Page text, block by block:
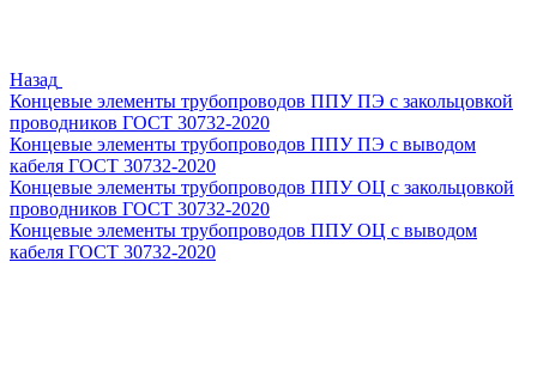
Назад
Концевые элементы трубопроводов ППУ ПЭ с закольцовкой
проводников ГОСТ 30732-2020
Концевые элементы трубопроводов ППУ ПЭ с выводом
кабеля ГОСТ 30732-2020
Концевые элементы трубопроводов ППУ ОЦ с закольцовкой
проводников ГОСТ 30732-2020
Концевые элементы трубопроводов ППУ ОЦ с выводом
кабеля ГОСТ 30732-2020